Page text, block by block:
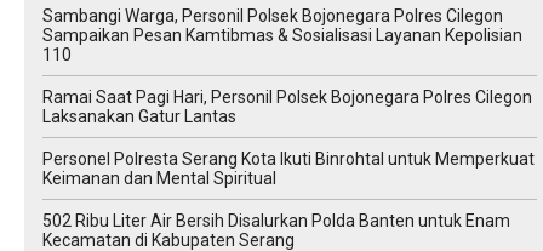
Sambangi Warga, Personil Polsek Bojonegara Polres Cilegon
Sampaikan Pesan Kamtibmas & Sosialisasi Layanan Kepolisian
110
Ramai Saat Pagi Hari, Personil Polsek Bojonegara Polres Cilegon
Laksanakan Gatur Lantas
Personel Polresta Serang Kota Ikuti Binrohtal untuk Memperkuat
Keimanan dan Mental Spiritual
502 Ribu Liter Air Bersih Disalurkan Polda Banten untuk Enam
Kecamatan di Kabupaten Serang